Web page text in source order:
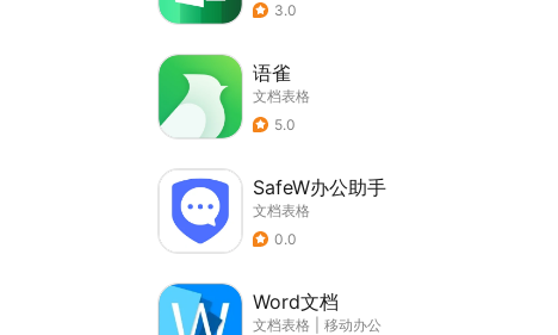
3.0
语雀
文档表格
5.0
SafeW办公助手
文档表格
0.0
Word文档
文档表格
移动办公